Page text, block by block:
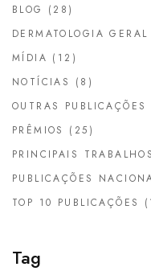
BLOG
(28)
DERMATOLOGIA GERAL
MÍDIA (12)
NOTÍCIAS
(8)
OUTRAS
PRÊMIOS
(25)
PRINCIPAIS
PUBLICAÇÕES
TOP 10 PUBLICAÇÕES
Tag